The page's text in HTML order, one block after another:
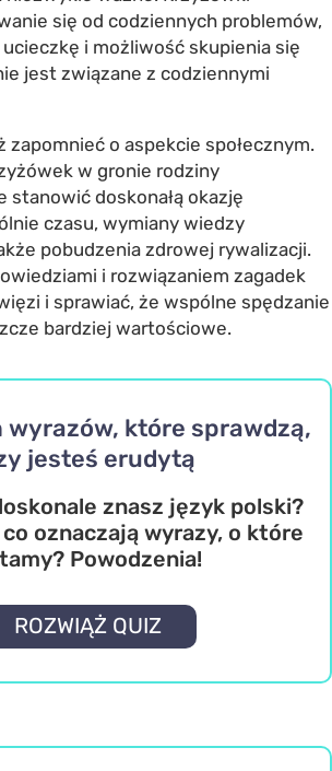
się od codziennych problemów,
i możliwość skupienia się
jest związane z codziennymi
zapomnieć o aspekcie społecznym.
w gronie rodziny
stanowić doskonałą okazję
czasu, wymiany wiedzy
pobudzenia zdrowej rywalizacji.
i rozwiązaniem zagadek
i sprawiać, że wspólne spędzanie
bardziej wartościowe.
które sprawdzą,
jesteś erudytą
znasz język polski?
oznaczają wyrazy, o które
Powodzenia!
ROZWIĄŻ QUIZ